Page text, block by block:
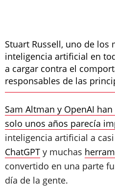
Stuart Russell, uno de los
inteligencia artificial en
a cargar contra el
responsables de las
Sam Altman y OpenAI
solo unos años parecía
inteligencia artificial a
ChatGPT y muchas
convertido en una parte
día de la gente.